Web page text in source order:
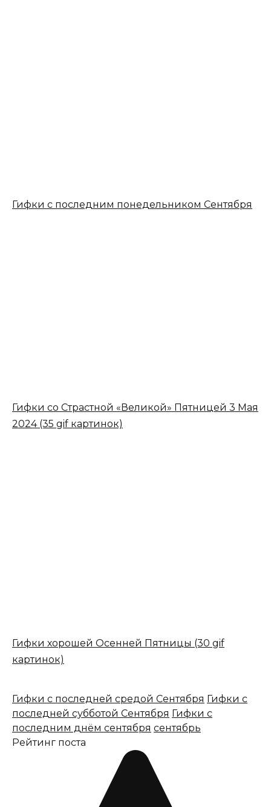
Гифки с последним понедельником Сентября
Гифки со Страстной «Великой» Пятницей 3 Мая
2024 (35 gif картинок)
Гифки хорошей Осенней Пятницы (30 gif
картинок)
Гифки с последней средой Сентября Гифки с
последней субботой Сентября Гифки с
последним днём сентября сентябрь
Рейтинг поста